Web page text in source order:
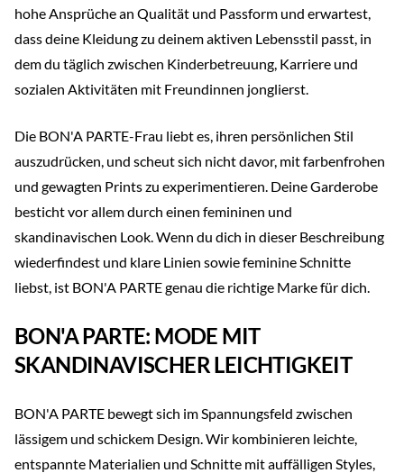
hohe Ansprüche an Qualität und Passform und erwartest,
dass deine Kleidung zu deinem aktiven Lebensstil passt, in
dem du täglich zwischen Kinderbetreuung, Karriere und
sozialen Aktivitäten mit Freundinnen jonglierst.
Die BON'A PARTE-Frau liebt es, ihren persönlichen Stil
auszudrücken, und scheut sich nicht davor, mit farbenfrohen
und gewagten Prints zu experimentieren. Deine Garderobe
besticht vor allem durch einen femininen und
skandinavischen Look. Wenn du dich in dieser Beschreibung
wiederfindest und klare Linien sowie feminine Schnitte
liebst, ist BON'A PARTE genau die richtige Marke für dich.
BON'A PARTE: MODE MIT
SKANDINAVISCHER LEICHTIGKEIT
BON'A PARTE bewegt sich im Spannungsfeld zwischen
lässigem und schickem Design. Wir kombinieren leichte,
entspannte Materialien und Schnitte mit auffälligen Styles,